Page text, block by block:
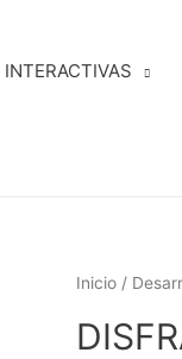
Inicio/